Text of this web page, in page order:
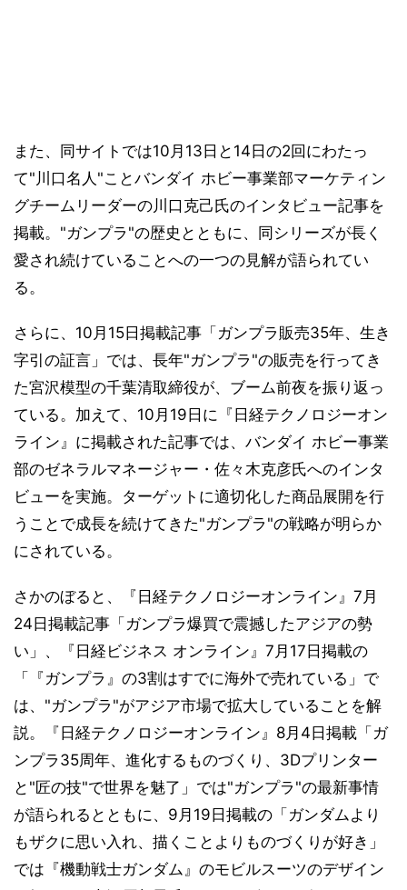
また、同サイトでは10月13日と14日の2回にわたっ
て"川口名人"ことバンダイ ホビー事業部マーケティン
グチームリーダーの川口克己氏のインタビュー記事を
掲載。"ガンプラ"の歴史とともに、同シリーズが長く
愛され続けていることへの一つの見解が語られてい
る。
さらに、10月15日掲載記事「ガンプラ販売35年、生き
字引の証言」では、長年"ガンプラ"の販売を行ってき
た宮沢模型の千葉清取締役が、ブーム前夜を振り返っ
ている。加えて、10月19日に『日経テクノロジーオン
ライン』に掲載された記事では、バンダイ ホビー事業
部のゼネラルマネージャー・佐々木克彦氏へのインタ
ビューを実施。ターゲットに適切化した商品展開を行
うことで成長を続けてきた"ガンプラ"の戦略が明らか
にされている。
さかのぼると、『日経テクノロジーオンライン』7月
24日掲載記事「ガンプラ爆買で震撼したアジアの勢
い」、『日経ビジネス オンライン』7月17日掲載の
「『ガンプラ』の3割はすでに海外で売れている」で
は、"ガンプラ"がアジア市場で拡大していることを解
説。『日経テクノロジーオンライン』8月4日掲載「ガ
ンプラ35周年、進化するものづくり、3Dプリンター
と"匠の技"で世界を魅了」では"ガンプラ"の最新事情
が語られるとともに、9月19日掲載の「ガンダムより
もザクに思い入れ、描くことよりものづくりが好き」
では『機動戦士ガンダム』のモビルスーツのデザイン